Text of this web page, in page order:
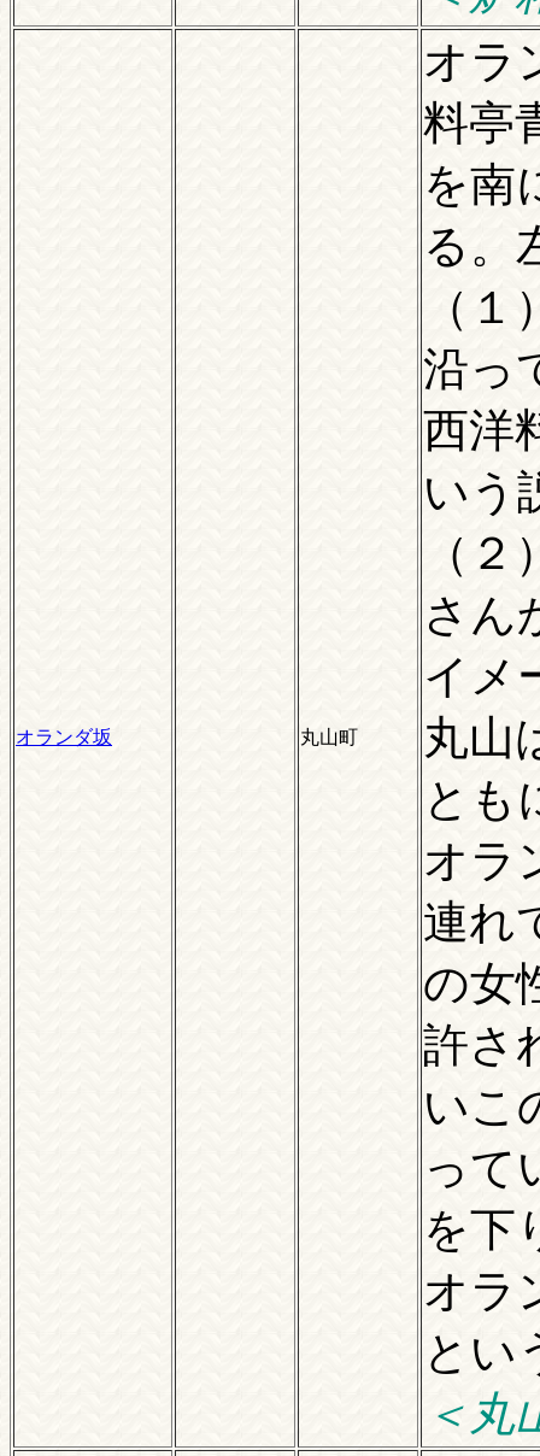
オランダ坂 丸山町
オラ
料亭
を南
る。
（
沿っ
西洋
いう
（
さん
イメ
丸山
とも
オラ
連れ
の女
許さ
いこ
って
を下
オラ
とい
＜丸